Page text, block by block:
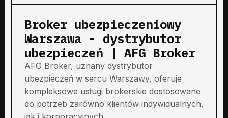
Broker ubezpieczeniowy
Warszawa - dystrybutor
ubezpieczeń | AFG Broker
AFG Broker, uznany dystrybutor
ubezpieczeń w sercu Warszawy, oferuje
kompleksowe usługi brokerskie dostosowane
do potrzeb zarówno klientów indywidualnych,